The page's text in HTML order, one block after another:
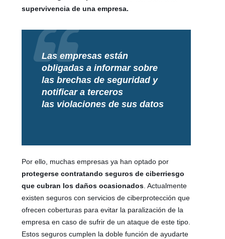
supervivencia de una empresa.
Las empresas están
obligadas a informar sobre
las brechas de seguridad y
notificar a terceros
las violaciones de sus datos
Por ello, muchas empresas ya han optado por
protegerse contratando seguros de ciberriesgo
que cubran los daños ocasionados . Actualmente
existen seguros con servicios de ciberprotección que
ofrecen coberturas para evitar la paralización de la
empresa en caso de sufrir de un ataque de este tipo.
Estos seguros cumplen la doble función de ayudarte